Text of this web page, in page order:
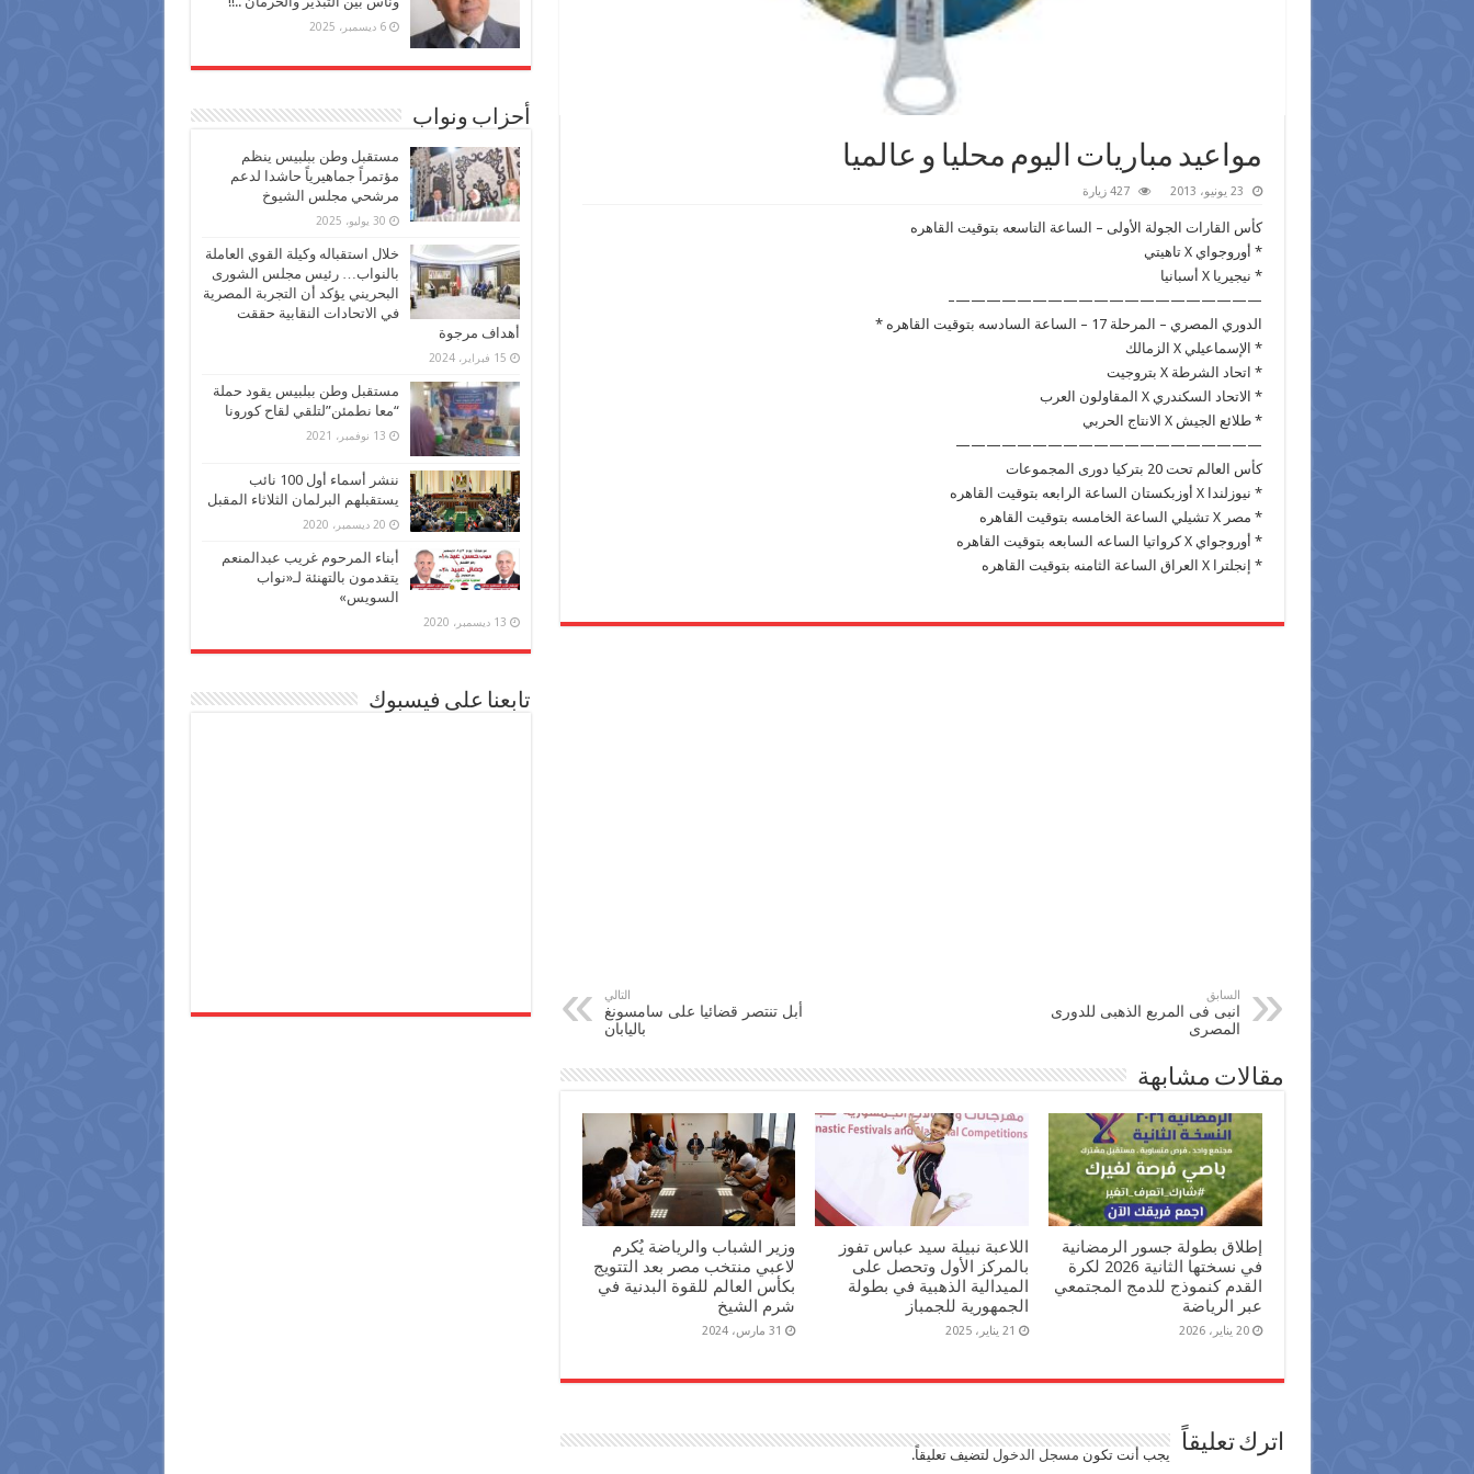
مواعيد مباريات اليوم محليا و عالميا
23 يونيو، 2013 427 زيارة
كأس القارات الجولة الأولى – الساعة التاسعه بتوقيت القاهره
* أوروجواي X تاهيتي
* نيجيريا X أسبانيا
————————————————————–
الدوري المصري – المرحلة 17 – الساعة السادسه بتوقيت القاهره *
* الإسماعيلي X الزمالك
* اتحاد الشرطة X بتروجيت
* الاتحاد السكندري X المقاولون العرب
* طلائع الجيش X الانتاج الحربي
————————————————————
كأس العالم تحت 20 بتركيا دورى المجموعات
* نيوزلندا X أوزبكستان الساعة الرابعه بتوقيت القاهره
* مصر X تشيلي الساعة الخامسه بتوقيت القاهره
* أوروجواي X كرواتيا الساعه السابعه بتوقيت القاهره
* إنجلترا X العراق الساعة الثامنه بتوقيت القاهره
السابق
انبى فى المربع الذهبى للدورى
المصرى
التالي
أبل تنتصر قضائيا على سامسونغ
باليابان
مقالات مشابهة
إطلاق بطولة جسور الرمضانية
في نسختها الثانية 2026 لكرة
القدم كنموذج للدمج المجتمعي
عبر الرياضة
20 يناير، 2026
اللاعبة نبيلة سيد عباس تفوز
بالمركز الأول وتحصل على
الميدالية الذهبية في بطولة
الجمهورية للجمباز
21 يناير، 2025
وزير الشباب والرياضة يُكرم
لاعبي منتخب مصر بعد التتويج
بكأس العالم للقوة البدنية في
شرم الشيخ
31 مارس، 2024
اترك تعليقاً يجب أنت تكون مسجل الدخول لتضيف تعليقاً.
6 ديسمبر، 2025
أحزاب ونواب
مستقبل وطن ببلبيس ينظم
مؤتمراً جماهيرياً حاشدا لدعم
مرشحي مجلس الشيوخ
30 يوليو، 2025
خلال استقباله وكيلة القوي العاملة
بالنواب… رئيس مجلس الشورى
البحريني يؤكد أن التجربة المصرية
في الاتحادات النقابية حققت
أهداف مرجوة
15 فبراير، 2024
مستقبل وطن ببلبيس يقود حملة
“معا نطمئن”لتلقي لقاح كورونا
13 نوفمبر، 2021
ننشر أسماء أول 100 نائب
يستقبلهم البرلمان الثلاثاء المقبل
20 ديسمبر، 2020
أبناء المرحوم غريب عبدالمنعم
يتقدمون بالتهنئة لـ«نواب
السويس»
13 ديسمبر، 2020
تابعنا على فيسبوك